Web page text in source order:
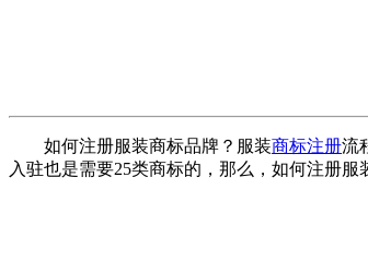
如何注册服装商标品牌？服装商标注册流
入驻也是需要25类商标的，那么，如何注册服